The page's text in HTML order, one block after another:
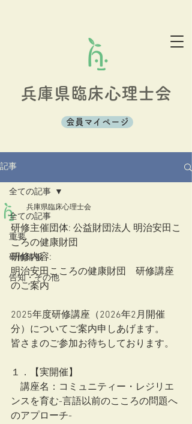
兵庫県臨床心理士会
会員マイページ
記事
全ての記事
重要
研修情報
告知・その他
全ての記事
兵庫県臨床心理士会
研修主催団体: 公益財団法人 明治安田こ
ころの健康財団
研修内容:
明治安田こころの健康財団　研修講座
のご案内
2025年度研修講座（2026年2月開催
分）についてご案内申しあげます。
皆さまのご参加お待ちしております。
１．【実開催】
講座名：コミュニティー・レジリエ
ンスを育む-言語以前のこころの問題へ
のアプローチ-